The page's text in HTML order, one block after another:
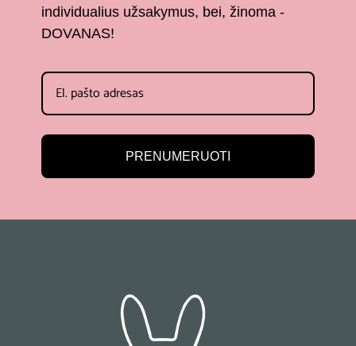
individualius užsakymus, bei, žinoma -
DOVANAS!
PRENUMERUOTI